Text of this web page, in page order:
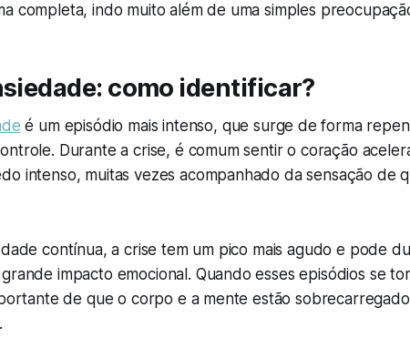
completa, indo muito além de uma simples
como identificar?
é um episódio mais intenso, que surge de forma
Durante a crise, é comum sentir o coração
intenso, muitas vezes acompanhado da sensação de
contínua, a crise tem um pico mais agudo e pode
impacto emocional. Quando esses episódios se
de que o corpo e a mente estão